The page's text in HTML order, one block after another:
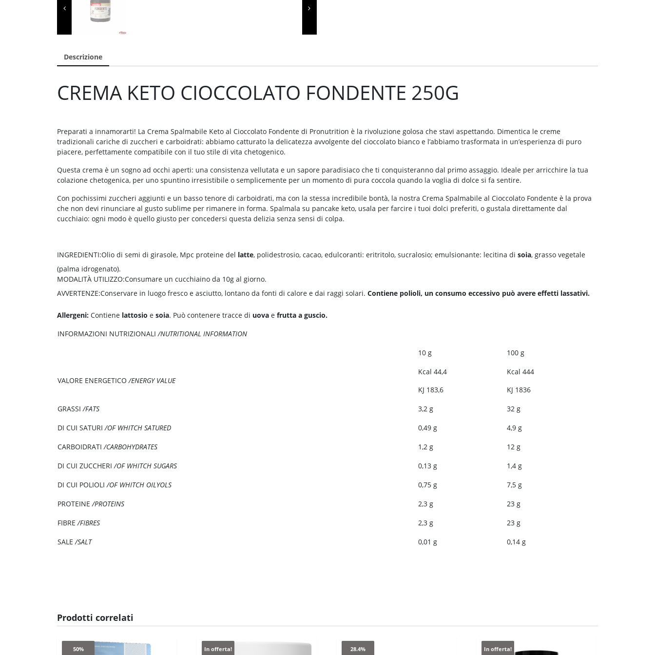
Descrizione
CREMA KETO CIOCCOLATO FONDENTE 250G
Preparati a innamorarti! La Crema Spalmabile Keto al Cioccolato Fondente di Pronutrition è la rivoluzione golosa che stavi aspettando. Dimentica le creme
tradizionali cariche di zuccheri e carboidrati: abbiamo catturato la delicatezza avvolgente del cioccolato bianco e l’abbiamo trasformata in un’esperienza di puro
piacere, perfettamente compatibile con il tuo stile di vita chetogenico.
Questa crema è un sogno ad occhi aperti: una consistenza vellutata e un sapore paradisiaco che ti conquisteranno dal primo assaggio. Ideale per arricchire la tua
colazione chetogenica, per uno spuntino irresistibile o semplicemente per un momento di pura coccola quando la voglia di dolce si fa sentire.
Con pochissimi zuccheri aggiunti e un basso tenore di carboidrati, ma con la stessa incredibile bontà, la nostra Crema Spalmabile al Cioccolato Fondente è la prova
che non devi rinunciare al gusto sublime per rimanere in forma. Spalmala su pancake keto, usala per farcire i tuoi dolci preferiti, o gustala direttamente dal
cucchiaio: ogni modo è quello giusto per concedersi questa delizia senza sensi di colpa.
INGREDIENTI:Olio di semi di girasole, Mpc proteine del latte, polidestrosio, cacao, edulcoranti: eritritolo, sucralosio; emulsionante: lecitina di soia, grasso vegetale
(palma idrogenato).
MODALITÀ UTILIZZO:Consumare un cucchiaino da 10g al giorno.
AVVERTENZE:Conservare in luogo fresco e asciutto, lontano da fonti di calore e dai raggi solari. Contiene polioli, un consumo eccessivo può avere effetti lassativi.
Allergeni: Contiene lattosio e soia. Può contenere tracce di uova e frutta a guscio.
INFORMAZIONI NUTRIZIONALI/NUTRITIONAL INFORMATION
10 g 100 g
VALORE ENERGETICO/ENERGY VALUE
Kcal 44,4
KJ 183,6
Kcal 444
KJ 1836
GRASSI/FATS 3,2 g 32 g
DI CUI SATURI/OF WHITCH SATURED 0,49 g 4,9 g
CARBOIDRATI/CARBOHYDRATES 1,2 g 12 g
DI CUI ZUCCHERI/OF WHITCH SUGARS 0,13 g 1,4 g
DI CUI POLIOLI /OF WHITCH OILYOLS 0,75 g 7,5 g
PROTEINE/PROTEINS 2,3 g 23 g
FIBRE/FIBRES 2,3 g 23 g
SALE/SALT 0,01 g 0,14 g
Prodotti correlati
50% In offerta! 28.4% In offerta!